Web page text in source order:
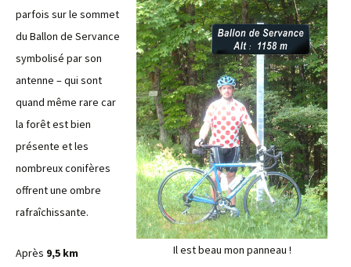
parfois sur le sommet
du Ballon de Servance
symbolisé par son
antenne – qui sont
quand même rare car
la forêt est bien
présente et les
nombreux conifères
offrent une ombre
rafraîchissante.
Après 9,5 km
Il est beau mon panneau !